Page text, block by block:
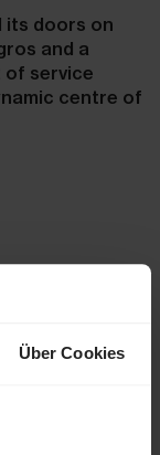
Über Cookies
its doors on
and a
of service
centre of